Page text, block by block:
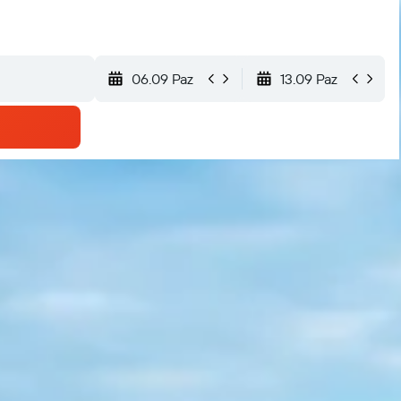
06.09 Paz 13.09 Paz